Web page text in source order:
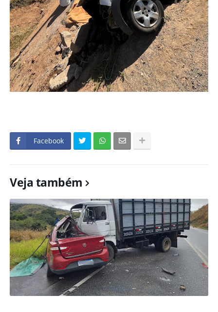
Facebook
Veja também